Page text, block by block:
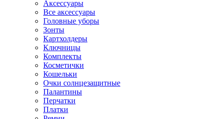
Аксессуары
Все аксессуары
Головные уборы
Зонты
Картхолдеры
Ключницы
Комплекты
Косметички
Кошельки
Очки солнцезащитные
Палантины
Перчатки
Платки